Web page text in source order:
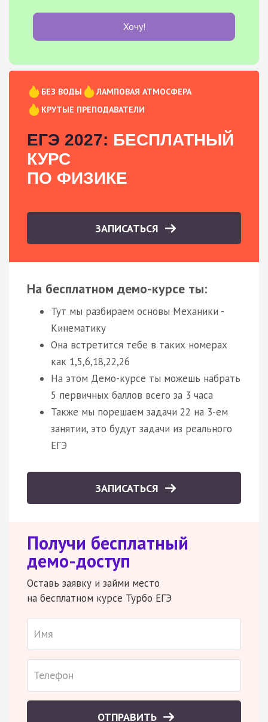
Хочу!
БЕЗ ВОДЫ
ЛАМПОВАЯ АТМОСФЕРА
КРУТЫЕ ПРЕПОДАВАТЕЛИ
ЕГЭ 2027: БЕСПЛАТНЫЙ
КУРС
ПО ФИЗИКЕ
ЗАПИСАТЬСЯ
На бесплатном демо-курсе ты:
Тут мы разбираем основы Механики -
Кинематику
Она встретится тебе в таких номерах
как 1,5,6,18,22,26
На этом Демо-курсе ты можешь набрать
5 первичных баллов всего за 3 часа
Также мы порешаем задачи 22 на 3-ем
занятии, это будут задачи из реального
ЕГЭ
ЗАПИСАТЬСЯ
Получи бесплатный
демо-доступ
Оставь заявку и займи место
на бесплатном курсе Турбо ЕГЭ
ОТПРАВИТЬ